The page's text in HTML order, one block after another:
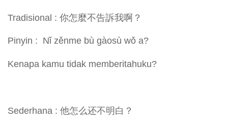
Tradisional : 你怎麼不告訴我啊？
Pinyin : Nǐ zěnme bù gàosù wǒ a?
Kenapa kamu tidak memberitahuku?
Sederhana : 他怎么还不明白？